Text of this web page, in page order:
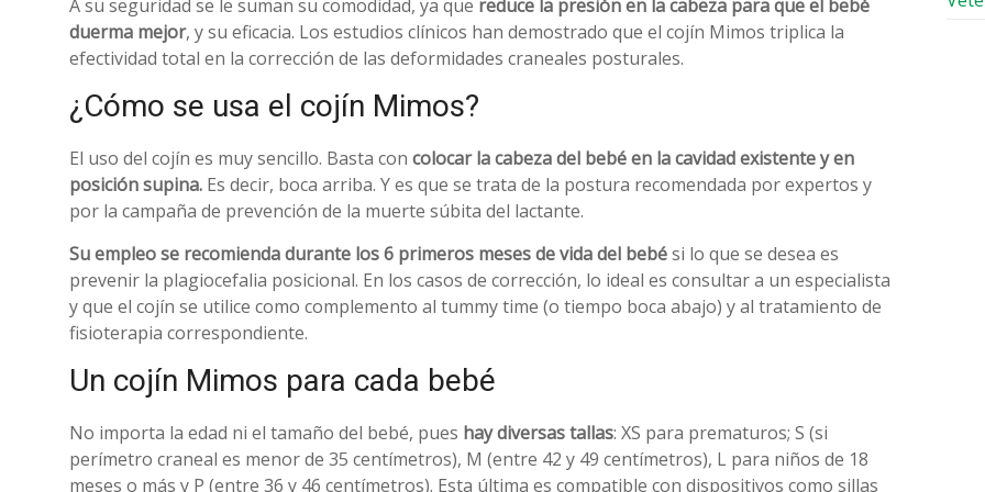
A su seguridad se le suman su comodidad, ya que reduce la presión en la cabeza para que el bebé
duerma mejor, y su eficacia. Los estudios clínicos han demostrado que el cojín Mimos triplica la
efectividad total en la corrección de las deformidades craneales posturales.
¿Cómo se usa el cojín Mimos?
El uso del cojín es muy sencillo. Basta con colocar la cabeza del bebé en la cavidad existente y en
posición supina. Es decir, boca arriba. Y es que se trata de la postura recomendada por expertos y
por la campaña de prevención de la muerte súbita del lactante.
Su empleo se recomienda durante los 6 primeros meses de vida del bebési lo que se desea es
prevenir la plagiocefalia posicional. En los casos de corrección, lo ideal es consultar a un especialista
y que el cojín se utilice como complemento al tummy time (o tiempo boca abajo) y al tratamiento de
fisioterapia correspondiente.
Un cojín Mimos para cada bebé
No importa la edad ni el tamaño del bebé, pues hay diversas tallas: XS para prematuros; S (si
perímetro craneal es menor de 35 centímetros), M (entre 42 y 49 centímetros), L para niños de 18
meses o más y P (entre 36 y 46 centímetros). Esta última es compatible con dispositivos como sillas